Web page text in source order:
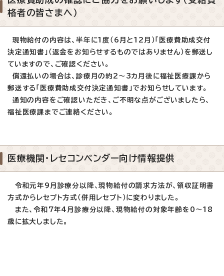
格者の皆さまへ）
現物給付の内容は、半年に1度（6月と12月）「医療費助成交付
決定通知書」（返金をお知らせするものではありません）を郵送し
ていますので、ご確認ください。
償還払いの場合は、診療月の約2～3カ月後に福祉医療課から
郵送する「医療費助成交付決定通知書」でお知らせしています。
通知の内容をご確認いただき、ご不明な点がございましたら、
福祉医療課までご連絡ください。
医療機関・レセコンベンダー向け情報提供
令和元年9月診療分以降、現物給付の請求方法が、領収証明書
方式からレセプト方式（併用レセプト）に変わりました。
また、令和7年4月診療分以降、現物給付の対象年齢を0～18
歳に拡大しました。